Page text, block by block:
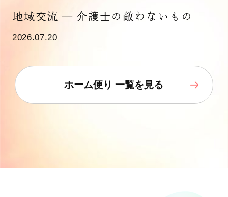
地域交流 ― 介護士の敵わないもの
2026.07.20
ホーム便り 一覧を見る